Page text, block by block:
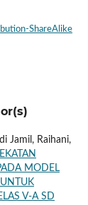
ShareAlike
Jamil, Raihani,
MODEL
V-A SD